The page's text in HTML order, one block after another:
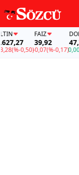
(%-0,50)
FAİZ
39,92
-0,07(%-0,17)
DOLAR
47,72
0,00